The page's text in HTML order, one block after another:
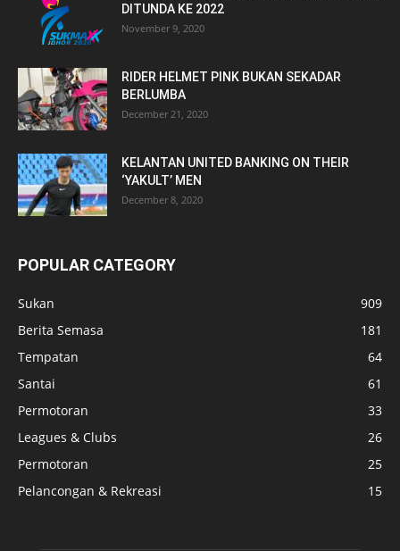
DITUNDA KE 2022
November 9, 2020
RIDER HELMET PINK BUKAN SEKADAR
BERLUMBA
December 21, 2020
KELANTAN UNITED BANKING ON THEIR
‘YAKULT’ MEN
December 8, 2020
POPULAR CATEGORY
Sukan
909
Berita Semasa
181
Tempatan
64
Santai
61
Permotoran
33
Leagues & Clubs
26
Permotoran
25
Pelancongan & Rekreasi
15